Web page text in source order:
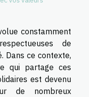
constamment
de
Dans ce contexte,
qui partage ces
est devenu
de nombreux